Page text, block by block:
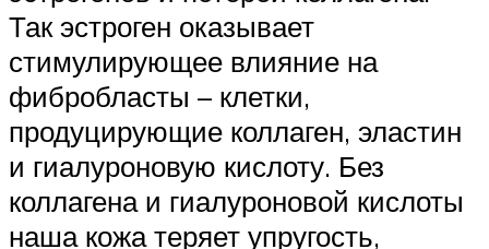
Так эстроген оказывает
стимулирующее влияние на
фибробласты – клетки,
продуцирующие коллаген, эластин
и гиалуроновую кислоту. Без
коллагена и гиалуроновой кислоты
наша кожа теряет упругость,